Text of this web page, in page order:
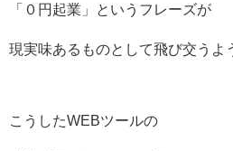
「０円起業」というフレーズが
現実味あるものとして飛び交うよ
こうしたWEBツールの